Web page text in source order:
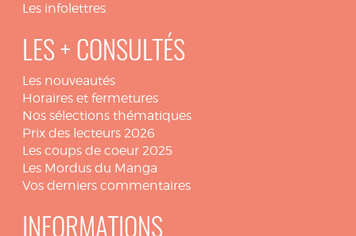
Les infolettres
LES + CONSULTÉS
Les nouveautés
Horaires et fermetures
Nos sélections thématiques
Prix des lecteurs 2026
Les coups de coeur 2025
Les Mordus du Manga
Vos derniers commentaires
INFORMATIONS